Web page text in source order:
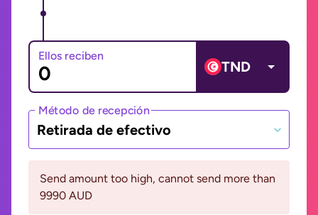
Ellos reciben
TND
Método de recepción
Retirada de efectivo
Send amount too high, cannot send more than
9990 AUD